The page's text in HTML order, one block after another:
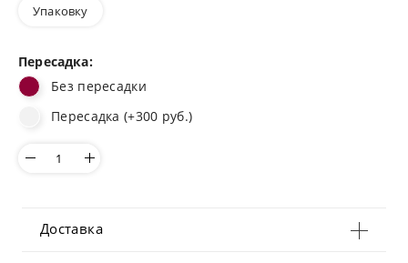
Упаковку
Пересадка:
Без пересадки
Пересадка (+300 руб.)
Доставка